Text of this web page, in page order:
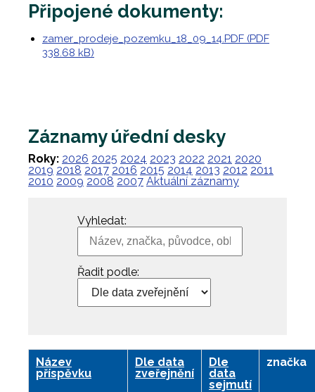
Připojené dokumenty:
zamer_prodeje_pozemku_18_09_14.PDF (PDF
338.68 kB)
Záznamy úřední desky
Roky: 2026 2025 2024 2023 2022 2021 2020
2019 2018 2017 2016 2015 2014 2013 2012 2011
2010 2009 2008 2007 Aktuální záznamy
Vyhledat:
Řadit podle:
Název
příspěvku
Dle data
zveřejnění
Dle
data
sejmutí
značka